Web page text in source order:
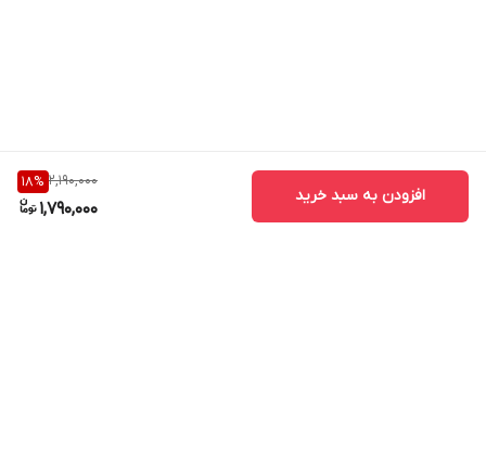
2,190,000
18%
1,790,000
افزودن به سبد خرید